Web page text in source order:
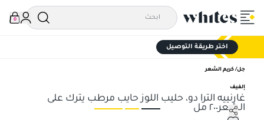
0
اختر طريقة التوصيل
جل/ كريم الشعر
إلفيف
غارنييه الترا دو، حليب اللوز حايب مرطب يترك على
الشعر٢٠٠ مل